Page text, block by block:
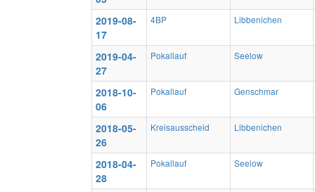
2019-08-
17
4BP Libbenichen
2019-04-
27
Pokallauf Seelow
2018-10-
06
Pokallauf Genschmar
2018-05-
26
Kreisausscheid Libbenichen
2018-04-
28
Pokallauf Seelow